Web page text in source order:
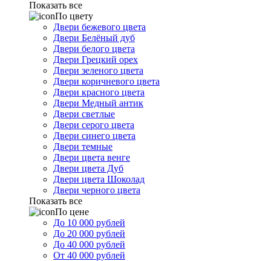
Показать все
По цвету
Двери бежевого цвета
Двери Белёный дуб
Двери белого цвета
Двери Грецкий орех
Двери зеленого цвета
Двери коричневого цвета
Двери красного цвета
Двери Медный антик
Двери светлые
Двери серого цвета
Двери синего цвета
Двери темные
Двери цвета венге
Двери цвета Дуб
Двери цвета Шоколад
Двери черного цвета
Показать все
По цене
До 10 000 рублей
До 20 000 рублей
До 40 000 рублей
От 40 000 рублей